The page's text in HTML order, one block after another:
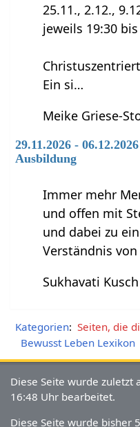
25.11., 2.12.,
jeweils 19:30
Ein si…
Meike Griese-
29.11.2026 -
Ausbildung
Immer mehr
und offen mit
und dabei zu
Verständnis
Sukhavati Kusch
Kategorien: Seiten, die
Bewusst Leben Lexikon
Diese Seite wurde zuletzt
16:48 Uhr bearbeitet.
Diese Seite wurde bisher